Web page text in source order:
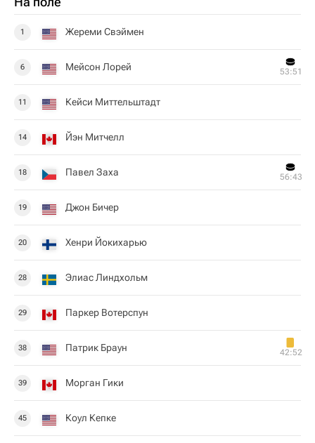
1 Жереми Свэймен
6 Мейсон Лорей 53:51
11 Кейси Миттельштадт
14 Йэн Митчелл
18 Павел Заха 56:43
19 Джон Бичер
20 Хенри Йокихарью
28 Элиас Линдхольм
29 Паркер Вотерспун
38 Патрик Браун 42:52
39 Морган Гики
45 Коул Кепке